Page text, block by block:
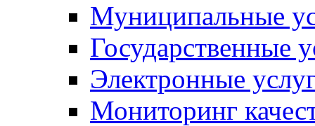
Муниципальные
Государственные
Электронные
Мониторинг